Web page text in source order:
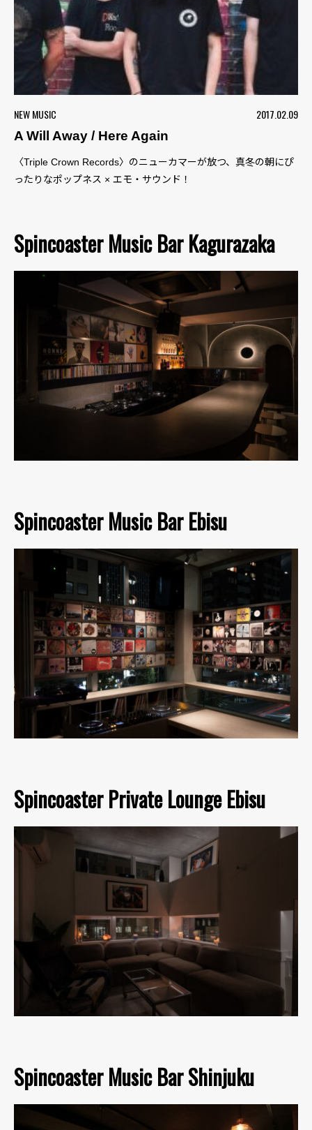
NEW MUSIC
2017.02.09
A Will Away / Here Again
〈Triple Crown Records〉のニューカマーが放つ、真冬の朝にぴ
ったりなポップネス × エモ・サウンド！
Spincoaster Music Bar Kagurazaka
Spincoaster Music Bar Ebisu
Spincoaster Private Lounge Ebisu
Spincoaster Music Bar Shinjuku